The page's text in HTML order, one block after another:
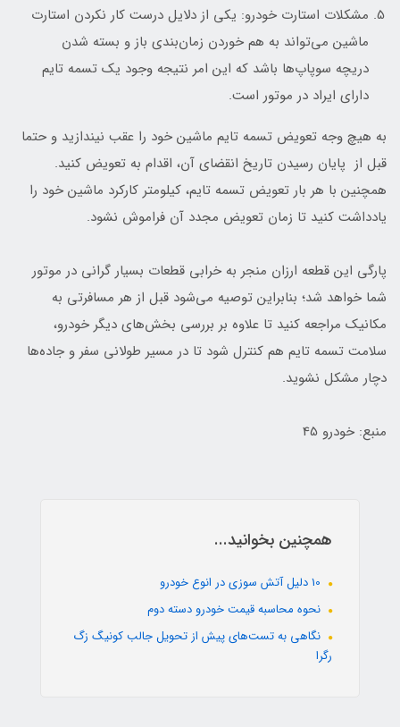
مشکلات استارت خودرو: یکی از دلایل درست کار نکردن استارت
ماشین می‌تواند به‌ هم خوردن زمان‌بندی باز و بسته شدن
دریچه سوپاپ‌ها باشد که این امر نتیجه وجود یک تسمه تایم
دارای ایراد در موتور است.
به هیچ وجه تعویض تسمه تایم ماشین خود را عقب نیندازید و حتما
قبل از پایان رسیدن تاریخ انقضای آن، اقدام به تعویض کنید.
همچنین با هر بار تعویض تسمه تایم، کیلومتر کارکرد ماشین خود را
یادداشت کنید تا زمان تعویض مجدد آن فراموش نشود.
پارگی این قطعه ارزان منجر به خرابی قطعات بسیار گرانی در موتور
شما خواهد شد؛ بنابراین توصیه می‌شود قبل از هر مسافرتی به
مکانیک مراجعه کنید تا علاوه بر بررسی بخش‌های دیگر خودرو،
سلامت تسمه تایم هم کنترل شود تا در مسیر طولانی سفر و جاده‌ها
دچار مشکل نشوید.
منبع: خودرو 45
همچنین بخوانید...
نحوه محاسبه قیمت خودرو دسته دوم
نگاهی به تست‌های پیش از تحویل جالب کونیگ زگ
رگرا